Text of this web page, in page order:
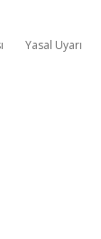
Yasal Uyarı